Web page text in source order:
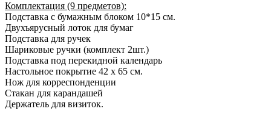
Комплектация (9 предметов):
Подставка с бумажным блоком 10*15 см.
Двухъярусный лоток для бумаг
Подставка для ручек
Шариковые ручки (комплект 2шт.)
Подставка под перекидной календарь
Настольное покрытие 42 х 65 см.
Нож для корреспонденции
Стакан для карандашей
Держатель для визиток.